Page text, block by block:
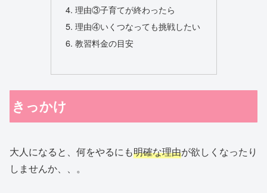
理由③子育てが終わったら
理由④いくつなっても挑戦したい
教習料金の目安
きっかけ
大人になると、何をやるにも明確な理由が欲しくなったり
しませんか、、。